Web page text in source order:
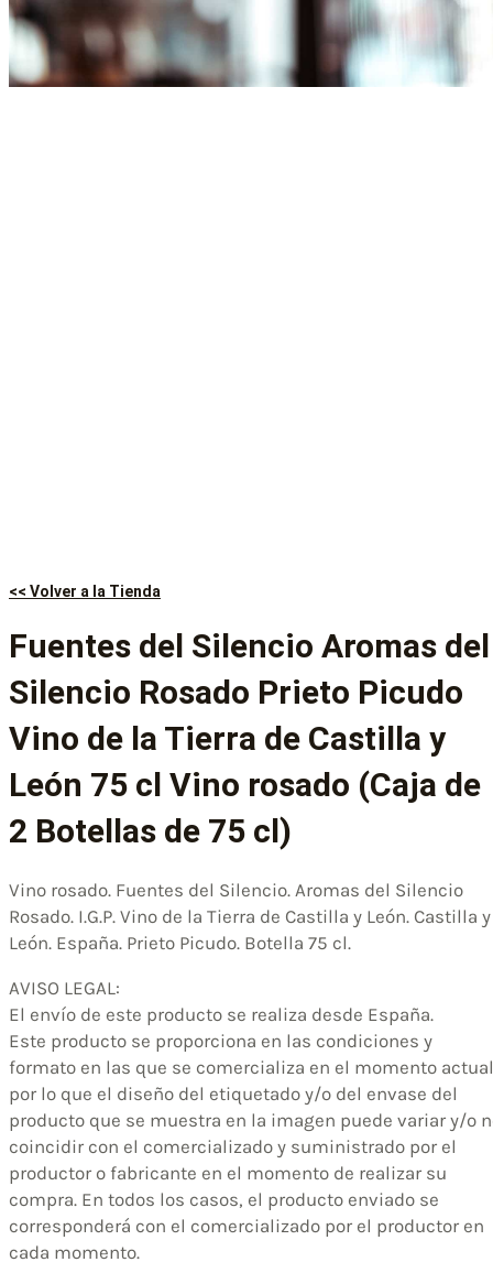
<< Volver a la Tienda
Fuentes del Silencio Aromas del
Silencio Rosado Prieto Picudo
Vino de la Tierra de Castilla y
León 75 cl Vino rosado (Caja de
2 Botellas de 75 cl)
Vino rosado. Fuentes del Silencio. Aromas del Silencio
Rosado. I.G.P. Vino de la Tierra de Castilla y León. Castilla y
León. España. Prieto Picudo. Botella 75 cl.
AVISO LEGAL:
El envío de este producto se realiza desde España.
Este producto se proporciona en las condiciones y
formato en las que se comercializa en el momento
por lo que el diseño del etiquetado y/o del envase del
producto que se muestra en la imagen puede variar y/o
coincidir con el comercializado y suministrado por el
productor o fabricante en el momento de realizar su
compra. En todos los casos, el producto enviado se
corresponderá con el comercializado por el productor en
cada momento.